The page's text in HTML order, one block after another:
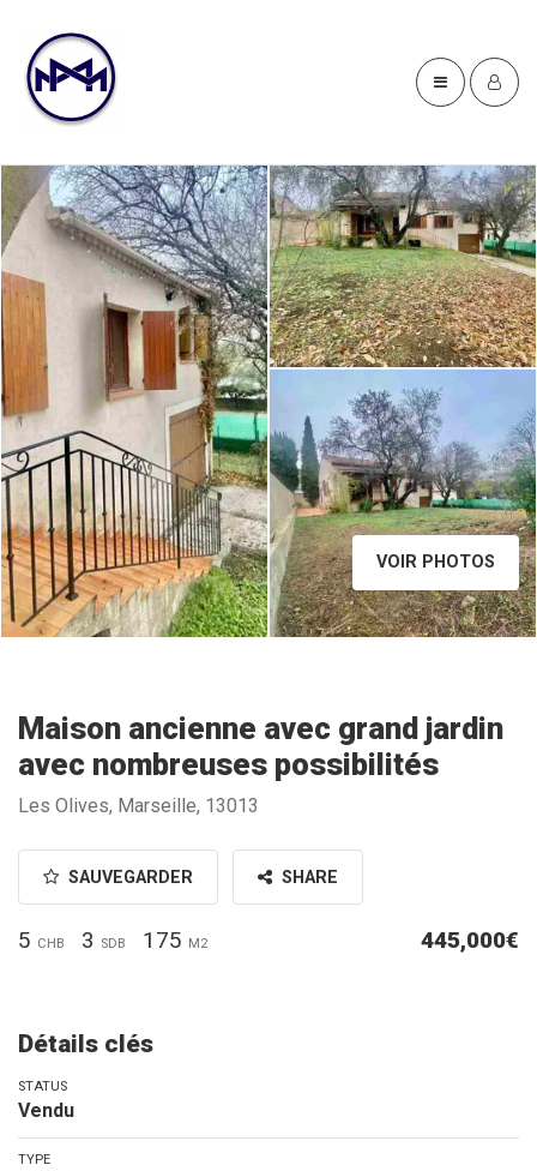
VOIR PHOTOS
Maison ancienne avec grand jardin
avec nombreuses possibilités
Les Olives, Marseille, 13013
SAUVEGARDER SHARE
5 CHB 3 SDB 175 M2 445,000€
Détails clés
STATUS
Vendu
TYPE